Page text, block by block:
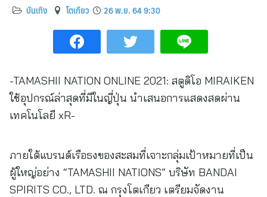
บันเทิง โตเกียว 26 พ.ย. 64 9:30
-TAMASHII NATION ONLINE 2021: สตูดิโอ MIRAIKEN
ใช้อุปกรณ์ล่าสุดที่มีในญี่ปุ่น นำเสนอการแสดงสดผ่าน
เทคโนโลยี xR-
ภายใต้แบรนด์เรือธงของสะสมที่เจาะกลุ่มเป้าหมายที่เป็น
ผู้ใหญ่อย่าง “TAMASHII NATIONS” บริษัท BANDAI
SPIRITS CO., LTD. ณ กรุงโตเกียว เตรียมจัดงาน